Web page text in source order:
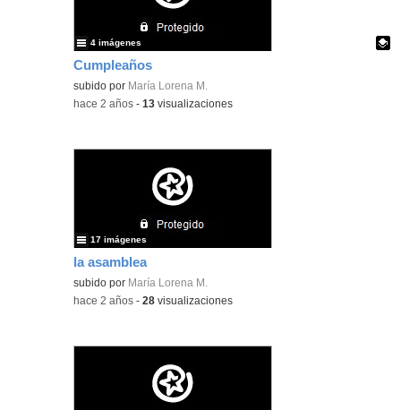
Cumpleaños
Contenido educativo.
subido por María Lorena M.
4 imágenes
-hace 2 años -13 visualizaciones
la asamblea
subido por María Lorena M.
17 imágenes
-hace 2 años -28 visualizaciones